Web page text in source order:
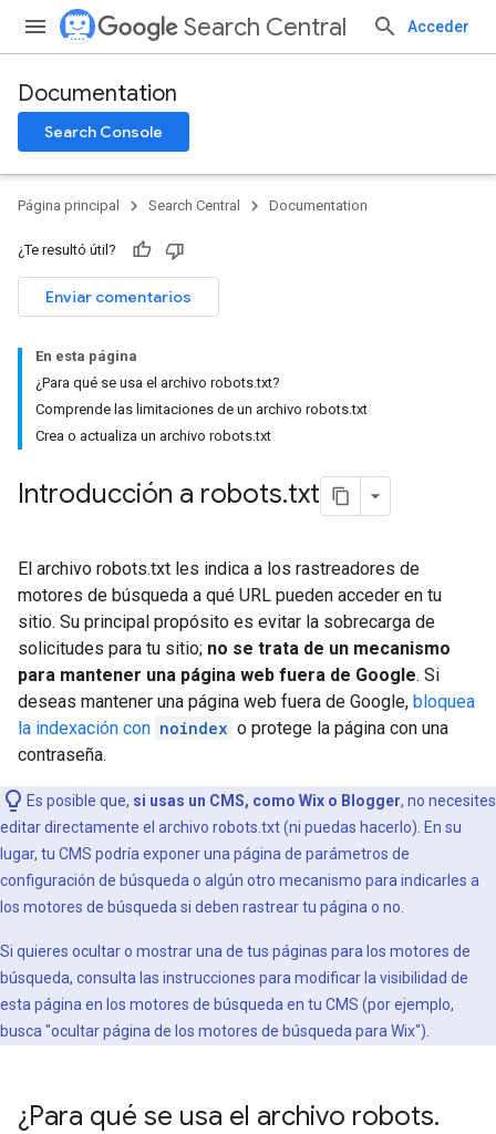
Search Central Acceder
Documentation
Search Console
Página principal Search Central Documentation
¿Te resultó útil?
Enviar comentarios
En esta página
¿Para qué se usa el archivo robots.txt?
Comprende las limitaciones de un archivo robots.txt
Crea o actualiza un archivo robots.txt
Introducción a robots.txt
El archivo robots.txt les indica a los rastreadores de
motores de búsqueda a qué URL pueden acceder en tu
sitio. Su principal propósito es evitar la sobrecarga de
solicitudes para tu sitio; no se trata de un mecanismo
para mantener una página web fuera de Google. Si
deseas mantener una página web fuera de Google, bloquea
la indexación con noindex o protege la página con una
contraseña.
Es posible que, si usas un CMS, como Wix o Blogger, no necesites
editar directamente el archivo robots.txt (ni puedas hacerlo). En su
lugar, tu CMS podría exponer una página de parámetros de
configuración de búsqueda o algún otro mecanismo para indicarles a
los motores de búsqueda si deben rastrear tu página o no.
Si quieres ocultar o mostrar una de tus páginas para los motores de
búsqueda, consulta las instrucciones para modificar la visibilidad de
esta página en los motores de búsqueda en tu CMS (por ejemplo,
busca "ocultar página de los motores de búsqueda para Wix").
¿Para qué se usa el archivo robots.